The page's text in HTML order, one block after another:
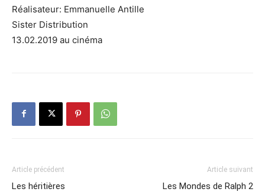
Réalisateur: Emmanuelle Antille
Sister Distribution
13.02.2019 au cinéma
Article précédent
Les héritières
Article suivant
Les Mondes de Ralph 2